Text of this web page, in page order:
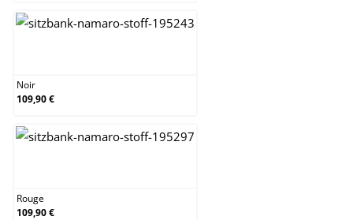
Noir
109,90 €
Rouge
109,90 €